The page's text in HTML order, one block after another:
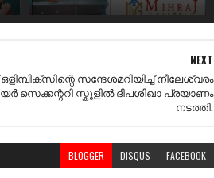
NEXT
സന്ദേശമറിയിച്ച് നീലേശ്വരം
സെക്കന്ററി സ്കൂളിൽ ദീപശിഖാ പ്രയാണം
നടത്തി.
BLOGGER DISQUS FACEBOOK